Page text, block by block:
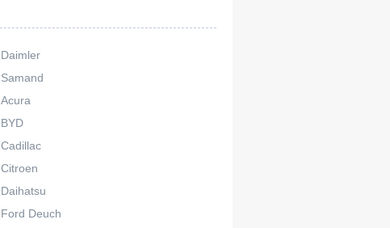
Daimler
Samand
Acura
BYD
Cadillac
Citroen
Daihatsu
Ford Deuch